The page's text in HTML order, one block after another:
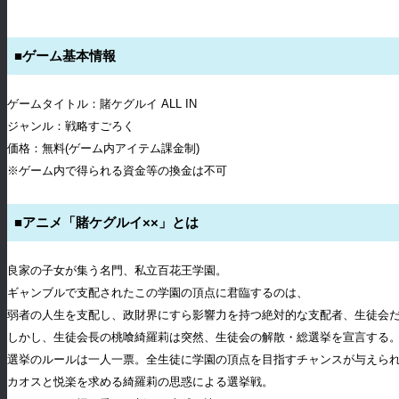
■ゲーム基本情報
ゲームタイトル：賭ケグルイ ALL IN
ジャンル：戦略すごろく
価格：無料(ゲーム内アイテム課金制)
※ゲーム内で得られる資金等の換金は不可
■アニメ「賭ケグルイ××」とは
良家の子女が集う名門、私立百花王学園。
ギャンブルで支配されたこの学園の頂点に君臨するのは、
弱者の人生を支配し、政財界にすら影響力を持つ絶対的な支配者、生徒会だ
しかし、生徒会長の桃喰綺羅莉は突然、生徒会の解散・総選挙を宣言する。
選挙のルールは一人一票。全生徒に学園の頂点を目指すチャンスが与えられ
カオスと悦楽を求める綺羅莉の思惑による選挙戦。